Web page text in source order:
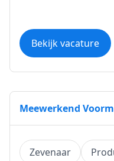
Bekijk vacature
Meewerkend
Zevenaar